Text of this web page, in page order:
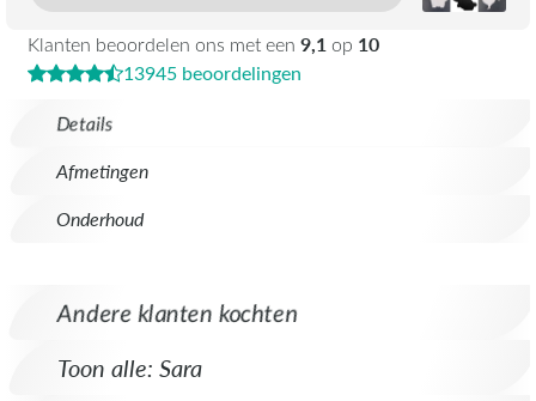
Details
Afmetingen
Onderhoud
Klanten beoordelen ons met een 9,1 op 10
13945 beoordelingen
Andere klanten kochten
Toon alle: Sara